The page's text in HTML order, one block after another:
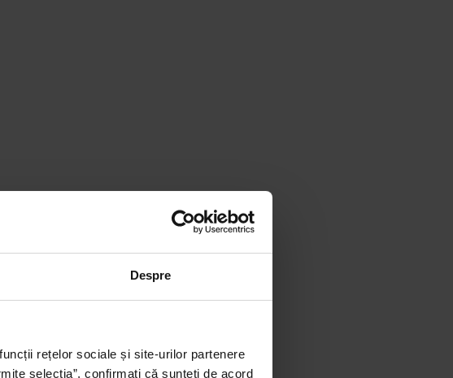
Despre
rețelor sociale și site-urilor partenere
selecția”, confirmați că sunteți de acord